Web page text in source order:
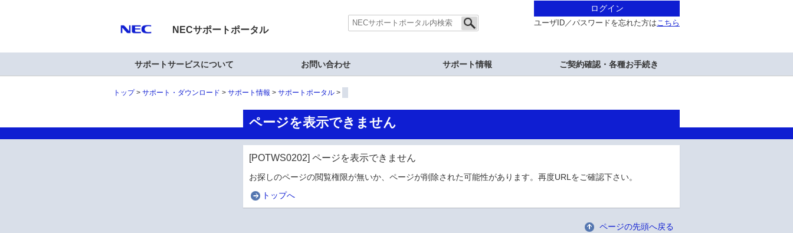
NECサポートポータル
ログイン
ユーザID／パスワードを忘れた方はこちら
サポートサービスについて お問い合わせ サポート情報 ご契約確認・各種お手続き
トップ サポート・ダウンロード サポート情報 サポートポータル
ページを表示できません
[POTWS0202] ページを表示できません
お探しのページの閲覧権限が無いか、ページが削除された可能性があります。再度URLをご確認下さい。
トップへ
ページの先頭へ戻る